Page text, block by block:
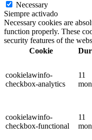
Necessary
Siempre activado
Necessary cookies are
function properly. These
security features of the
Cookie
cookielawinfo-
checkbox-analytics
11
cookielawinfo-
checkbox-functional
11